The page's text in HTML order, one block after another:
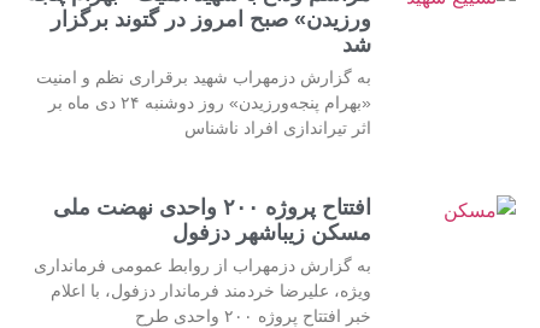
ورزیدن» صبح امروز در گتوند برگزار
شد
به گزارش دزمهراب شهید برقراری نظم و امنیت
«بهرام پنجه‌ورزیدن» روز دوشنبه ۲۴ دی ماه بر
اثر تیراندازی افراد ناشناس
افتتاح پروژه ۲۰۰ واحدی نهضت ملی
مسکن زیباشهر دزفول
به گزارش دزمهراب از روابط عمومی فرمانداری
ویژه، علیرضا خردمند فرماندار دزفول، با اعلام
خبر افتتاح پروژه ۲۰۰ واحدی طرح